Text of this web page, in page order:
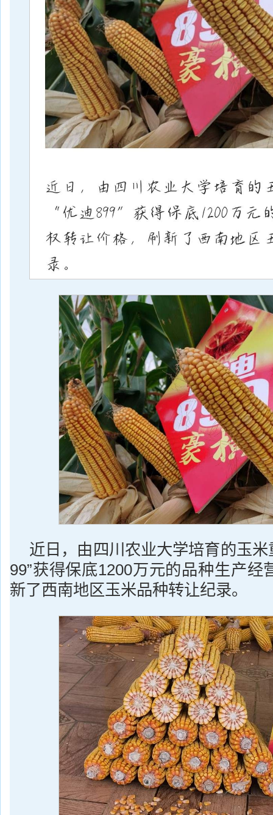
近日，由四川农业大学培育的玉米
99”获得保底1200万元的品种生产经
新了西南地区玉米品种转让纪录。